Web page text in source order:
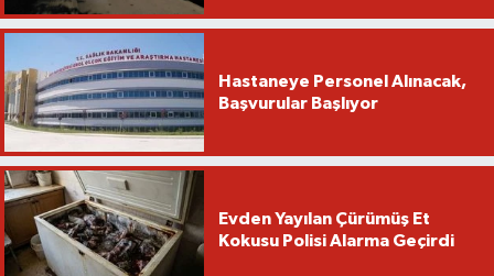
Hastaneye Personel Alınacak,
Başvurular Başlıyor
Evden Yayılan Çürümüş Et
Kokusu Polisi Alarma Geçirdi